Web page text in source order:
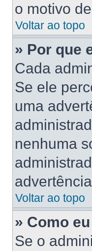
o motivo
Voltar ao topo
» Por que
Cada
Se ele
uma
nenhuma
Voltar ao topo
» Como
Se o